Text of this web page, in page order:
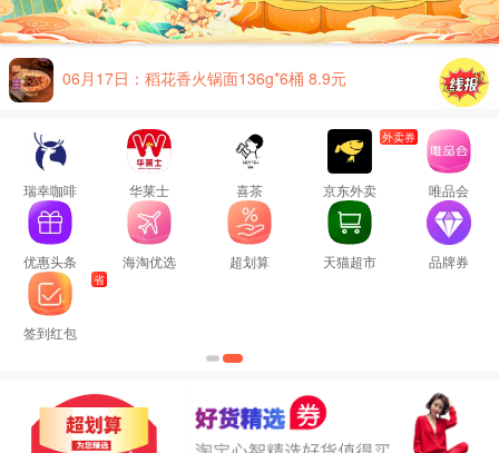
06月18日：巴布豆童装 任选3件，到手
06月18日：白象盒装拌面 任选8盒 28.87
元
06月17日：稻花香火锅面136g*6桶 8.9元
活动专场 淘礼金补贴 线报捡漏
话费券
闲鱼0.1元购 淘宝闪购
京东 拼多多 饿了么红包 美团外卖券 电影票
星巴克